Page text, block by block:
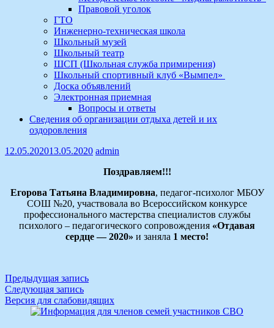
Правовой уголок
ГТО
Инженерно-техническая школа
Школьный музей
Школьный театр
ШСП (Школьная служба примирения)
Школьный спортивный клуб «Вымпел»
Доска объявлений
Электронная приемная
Вопросы и ответы
Сведения об организации отдыха детей и их
оздоровления
12.05.202013.05.2020 admin
Поздравляем!!!
Егорова Татьяна Владимировна, педагог-психолог МБОУ
СОШ №20, участвовала во Всероссийском конкурсе
профессионального мастерства специалистов службы
психолого – педагогического сопровождения «Отдавая
сердце — 2020» и заняла 1 место!
Навигация
по
записям
Предыдущая запись
Следующая запись
Версия для слабовидящих